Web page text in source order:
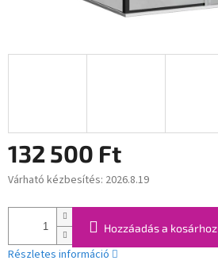
132 500 Ft
Egységár:
Várható kézbesítés: 2026.8.19
Hozzáadás a kosárhoz
Részletes információ